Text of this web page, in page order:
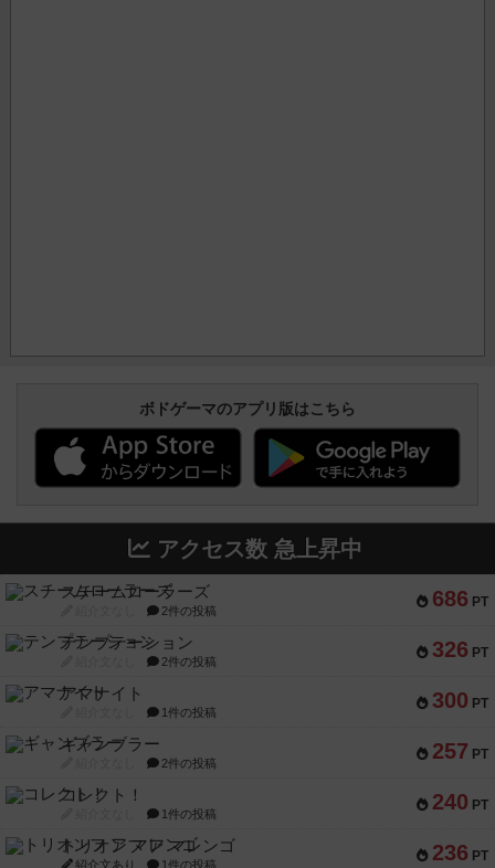
ボドゲーマのアプリ版はこちら
アクセス数 急上昇中
686 PT
スチームローラーズ
2件の投稿
326 PT
テンプテーション
2件の投稿
300 PT
アマナイト
1件の投稿
257 PT
ギャンブラー
2件の投稿
240 PT
コレクト！
1件の投稿
236 PT
トリオンフ ア マレンゴ
紹介文あり 1件の投稿